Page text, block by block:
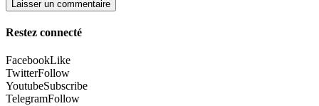
Restez connecté
FacebookLike
TwitterFollow
YoutubeSubscribe
TelegramFollow